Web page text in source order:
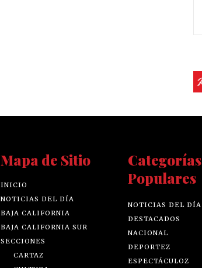
Mapa de Sitio
INICIO
NOTICIAS DEL DÍA
BAJA CALIFORNIA
BAJA CALIFORNIA SUR
SECCIONES
CARTAZ
Categorías
Populares
NOTICIAS DEL DÍA
DESTACADOS
NACIONAL
DEPORTEZ
ESPECTÁCULOZ